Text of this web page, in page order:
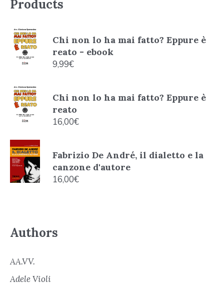
Products
Chi non lo ha mai fatto? Eppure è
reato - ebook
9,99€
Chi non lo ha mai fatto? Eppure è
reato
16,00€
Fabrizio De André, il dialetto e la
canzone d'autore
16,00€
Authors
AA.VV.
Adele Violi